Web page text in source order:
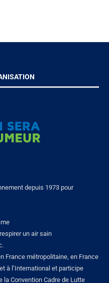
depuis 1973 pour
un air sain
France métropolitaine, en France
à l’International et participe
Convention Cadre de Lutte